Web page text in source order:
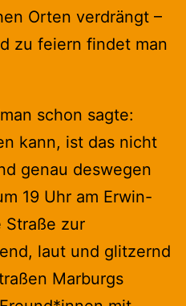
Orten verdrängt –
zu feiern findet man
schon sagte:
kann, ist das nicht
genau deswegen
19 Uhr am Erwin-
Straße zur
laut und glitzernd
Marburgs